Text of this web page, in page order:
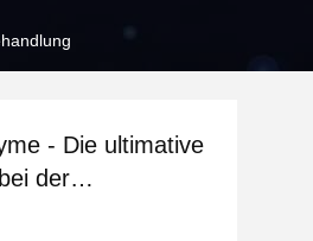
- Die ultimative
der